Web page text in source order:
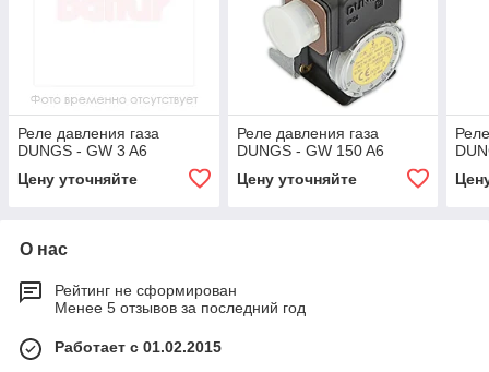
Реле давления газа
DUNGS - GW 3 A6
Цену уточняйте
Реле давления газа
DUNGS - GW 150 A6
Цену уточняйте
О нас
Рейтинг не сформирован
Менее 5 отзывов за последний год
Работает с 01.02.2015